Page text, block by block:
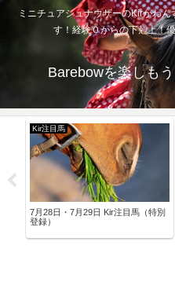
ミニチュアシュナウザーのKirがわ
す！経験０からの下剋上！
Barebowを楽しも
Kir注目馬
7月28日・7月29日 Kir注目馬（特別
登録）